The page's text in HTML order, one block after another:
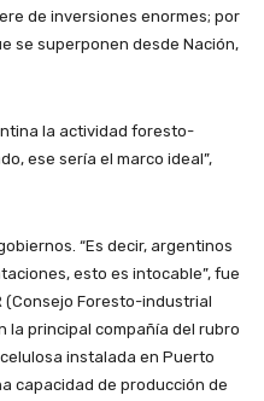
de inversiones enormes; por
se superponen desde Nación,
la actividad foresto-
ese sería el marco ideal”,
“Es decir, argentinos
esto es intocable”, fue
(Consejo Foresto-industrial
la principal compañía del rubro
instalada en Puerto
capacidad de producción de